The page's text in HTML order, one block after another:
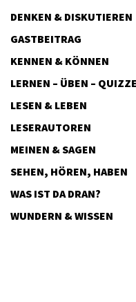
DENKEN & DISKUTIEREN
GASTBEITRAG
KENNEN & KÖNNEN
LERNEN – ÜBEN –
LESEN & LEBEN
LESERAUTOREN
MEINEN & SAGEN
SEHEN, HÖREN, HABEN
WAS IST DA DRAN?
WUNDERN & WISSEN